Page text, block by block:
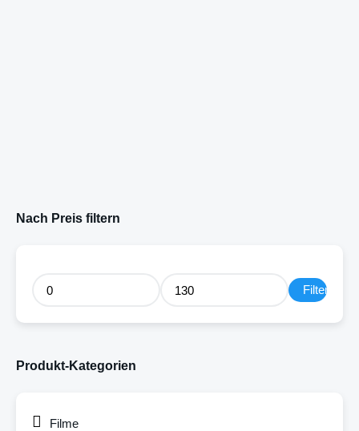
Nach Preis filtern
Filter
Produkt-Kategorien
Filme